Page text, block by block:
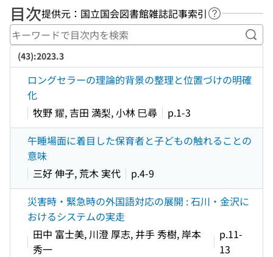
目次提供元：国立国会図書館雑誌記事索引 ヘルプペー
キ
(43):2023.3
ロングセラーの理論的背景の整理と位置づけの明確
化
牧野 耀, 吉田 満梨, 小林 巳尋
p.1-3
午睡場面に着目した保育者と子どもの触れることの
意味
三好 伸子, 荒木 実代
p.4-9
災害時・緊急時の外国語対応の展開 : 石川・金沢に
おけるシステムの実走
田中 富士美, 川澄 厚志, 井手 秀樹, 岸本
秀一
p.11-
13